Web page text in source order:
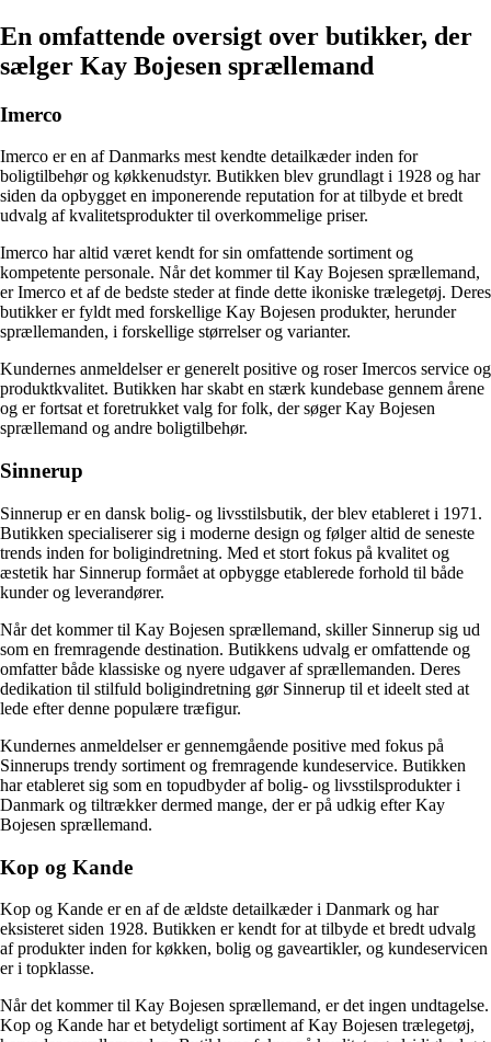
En omfattende oversigt over butikker, der
sælger Kay Bojesen sprællemand
Imerco
Imerco er en af Danmarks mest kendte detailkæder inden for
boligtilbehør og køkkenudstyr. Butikken blev grundlagt i 1928 og har
siden da opbygget en imponerende reputation for at tilbyde et bredt
udvalg af kvalitetsprodukter til overkommelige priser.
Imerco har altid været kendt for sin omfattende sortiment og
kompetente personale. Når det kommer til Kay Bojesen sprællemand,
er Imerco et af de bedste steder at finde dette ikoniske trælegetøj. Deres
butikker er fyldt med forskellige Kay Bojesen produkter, herunder
sprællemanden, i forskellige størrelser og varianter.
Kundernes anmeldelser er generelt positive og roser Imercos service og
produktkvalitet. Butikken har skabt en stærk kundebase gennem årene
og er fortsat et foretrukket valg for folk, der søger Kay Bojesen
sprællemand og andre boligtilbehør.
Sinnerup
Sinnerup er en dansk bolig- og livsstilsbutik, der blev etableret i 1971.
Butikken specialiserer sig i moderne design og følger altid de seneste
trends inden for boligindretning. Med et stort fokus på kvalitet og
æstetik har Sinnerup formået at opbygge etablerede forhold til både
kunder og leverandører.
Når det kommer til Kay Bojesen sprællemand, skiller Sinnerup sig ud
som en fremragende destination. Butikkens udvalg er omfattende og
omfatter både klassiske og nyere udgaver af sprællemanden. Deres
dedikation til stilfuld boligindretning gør Sinnerup til et ideelt sted at
lede efter denne populære træfigur.
Kundernes anmeldelser er gennemgående positive med fokus på
Sinnerups trendy sortiment og fremragende kundeservice. Butikken
har etableret sig som en topudbyder af bolig- og livsstilsprodukter i
Danmark og tiltrækker dermed mange, der er på udkig efter Kay
Bojesen sprællemand.
Kop og Kande
Kop og Kande er en af de ældste detailkæder i Danmark og har
eksisteret siden 1928. Butikken er kendt for at tilbyde et bredt udvalg
af produkter inden for køkken, bolig og gaveartikler, og kundeservicen
er i topklasse.
Når det kommer til Kay Bojesen sprællemand, er det ingen undtagelse.
Kop og Kande har et betydeligt sortiment af Kay Bojesen trælegetøj,